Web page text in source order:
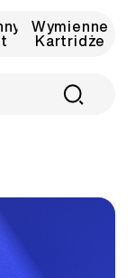
Wymienne
Kartridże